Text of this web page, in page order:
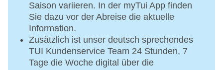
Saison variieren. In der myTui App finden
Sie dazu vor der Abreise die aktuelle
Information.
Zusätzlich ist unser deutsch sprechendes
TUI Kundenservice Team 24 Stunden, 7
Tage die Woche digital über die